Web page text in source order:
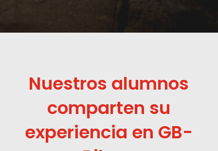
Nuestros alumnos
comparten su
experiencia en GB-